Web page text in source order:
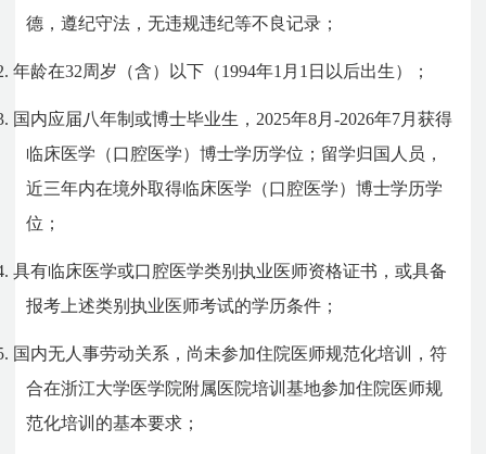
德，遵纪守法，无违规违纪等不良记录；
年龄在32周岁（含）以下（1994年1月1日以后出生）；
国内应届八年制或博士毕业生，2025年8月-2026年7月获得
临床医学（口腔医学）博士学历学位；留学归国人员，
近三年内在境外取得临床医学（口腔医学）博士学历学
位；
具有临床医学或口腔医学类别执业医师资格证书，或具备
报考上述类别执业医师考试的学历条件；
国内无人事劳动关系，尚未参加住院医师规范化培训，符
合在浙江大学医学院附属医院培训基地参加住院医师规
范化培训的基本要求；